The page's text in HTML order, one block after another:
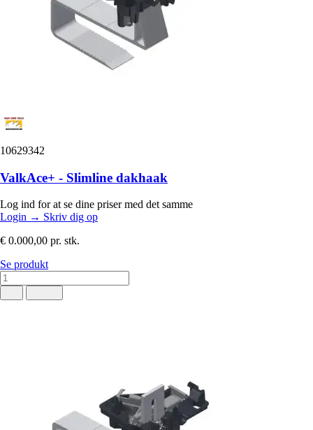
10629342
ValkAce+ - Slimline dakhaak
Log ind for at se dine priser med det samme
Login → Skriv dig op
€ 0.000,00 pr. stk.
Se produkt